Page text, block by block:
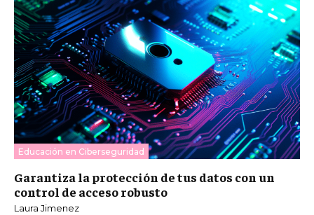
Educación en Ciberseguridad
Garantiza la protección de tus datos con un
control de acceso robusto
Laura Jimenez